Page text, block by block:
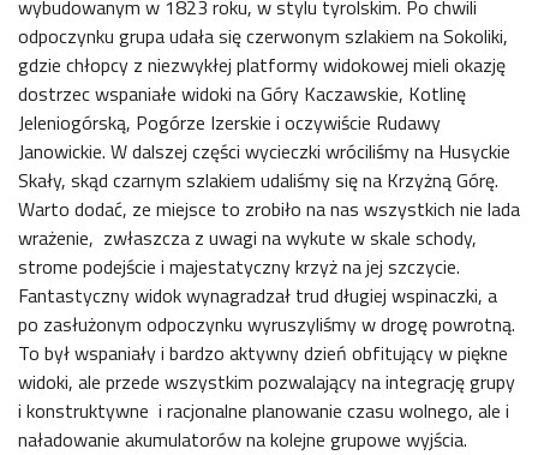
wybudowanym w 1823 roku, w stylu tyrolskim. Po chwili
odpoczynku grupa udała się czerwonym szlakiem na Sokoliki,
gdzie chłopcy z niezwykłej platformy widokowej mieli okazję
dostrzec wspaniałe widoki na Góry Kaczawskie, Kotlinę
Jeleniogórską, Pogórze Izerskie i oczywiście Rudawy
Janowickie. W dalszej części wycieczki wróciliśmy na Husyckie
Skały, skąd czarnym szlakiem udaliśmy się na Krzyżną Górę.
Warto dodać, ze miejsce to zrobiło na nas wszystkich nie lada
wrażenie, zwłaszcza z uwagi na wykute w skale schody,
strome podejście i majestatyczny krzyż na jej szczycie.
Fantastyczny widok wynagradzał trud długiej wspinaczki, a
po zasłużonym odpoczynku wyruszyliśmy w drogę powrotną.
To był wspaniały i bardzo aktywny dzień obfitujący w piękne
widoki, ale przede wszystkim pozwalający na integrację grupy
i konstruktywne i racjonalne planowanie czasu wolnego, ale i
naładowanie akumulatorów na kolejne grupowe wyjścia.